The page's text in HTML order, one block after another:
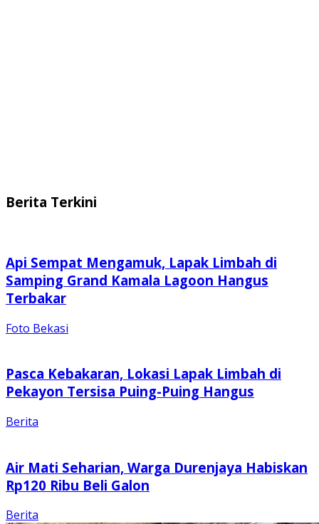
Berita Terkini
Api Sempat Mengamuk, Lapak Limbah di
Samping Grand Kamala Lagoon Hangus
Terbakar
Foto Bekasi
Pasca Kebakaran, Lokasi Lapak Limbah di
Pekayon Tersisa Puing-Puing Hangus
Berita
Air Mati Seharian, Warga Durenjaya Habiskan
Rp120 Ribu Beli Galon
Berita